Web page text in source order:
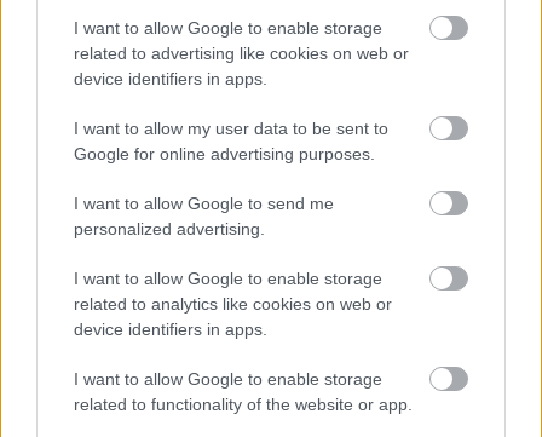
I want to allow Google to enable storage
related to advertising like cookies on web or
device identifiers in apps.
I want to allow my user data to be sent to
Google for online advertising purposes.
I want to allow Google to send me
personalized advertising.
I want to allow Google to enable storage
related to analytics like cookies on web or
device identifiers in apps.
I want to allow Google to enable storage
related to functionality of the website or app.